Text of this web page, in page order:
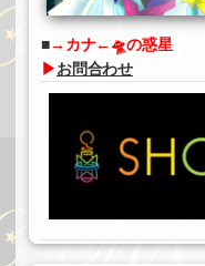
→カナ←🛸の惑星
▶お問合わせ